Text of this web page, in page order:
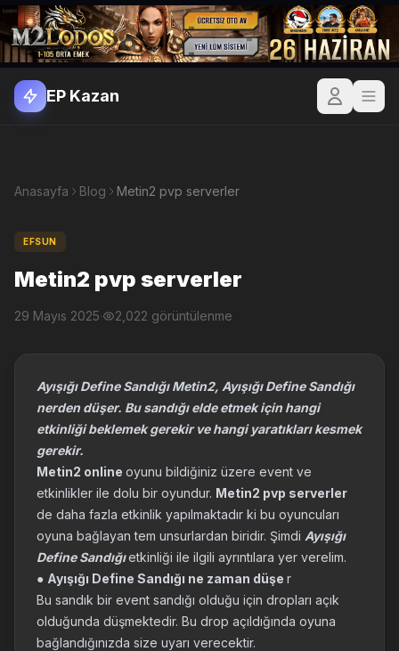
EP Kazan
Anasayfa Blog Metin2 pvp serverler
EFSUN
Metin2 pvp serverler
29 Mayıs 2025· 2,022 görüntülenme
Ayışığı Define Sandığı Metin2, Ayışığı Define Sandığı
nerden düşer. Bu sandığı elde etmek için hangi
etkinliği beklemek gerekir ve hangi yaratıkları kesmek
gerekir.
Metin2 online oyunu bildiğiniz üzere event ve
etkinlikler ile dolu bir oyundur. Metin2 pvp serverler
de daha fazla etkinlik yapılmaktadır ki bu oyuncuları
oyuna bağlayan tem unsurlardan biridir. Şimdi Ayışığı
Define Sandığıetkinliği ile ilgili ayrıntılara yer verelim.
● Ayışığı Define Sandığı ne zaman düşe r
Bu sandık bir event sandığı olduğu için dropları açık
olduğunda düşmektedir. Bu drop açıldığında oyuna
bağlandığınızda size uyarı verecektir.